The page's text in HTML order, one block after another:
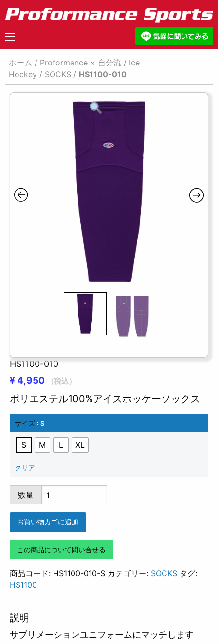
ホーム / Proformance × 自分流 / Ice
Hockey / SOCKS / HS1100-010
HS1100-010
¥ 4,950 （税込）
ポリエステル100%アイスホッケーソックス
サイズ : S
S M L XL
クリア
HS1100-
010
個
数量
お買い物カゴに追加
この商品について問い合せる
商品コード: HS1100-010-S カテゴリー: SOCKS タグ:
HS1100
説明
サブリメーションユニフォームにマッチします